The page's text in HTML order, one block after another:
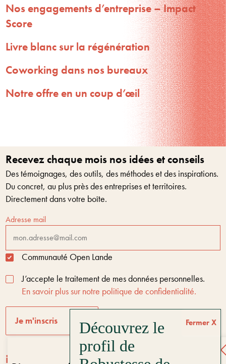
Nos engagements d’entreprise – Impact
Score
Livre blanc sur la régénération
Coworking dans nos bureaux
Notre offre en un coup d’œil
Recevez chaque mois nos idées et conseils
Des témoignages, des outils, des méthodes et des inspirations.
Du concret, au plus près des entreprises et territoires.
Directement dans votre boîte.
Adresse mail
Communauté Open Lande
J’accepte le traitement de mes données personnelles.
En savoir plus sur notre politique de confidentialité.
Je m'inscris